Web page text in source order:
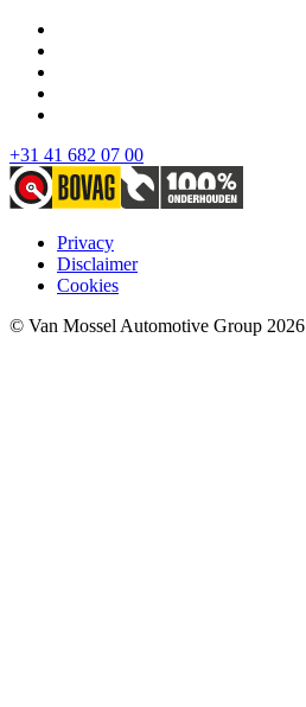
+31 41 682 07 00
Privacy
Disclaimer
Cookies
© Van Mossel Automotive Group 2026